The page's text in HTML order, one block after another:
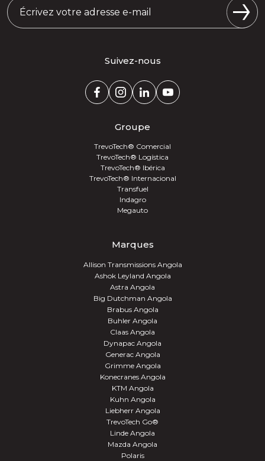
Suivez-nous
Groupe
TrevoTech® Comercial
TrevoTech® Logística
TrevoTech® Ibérica
TrevoTech® Internacional
Transfuel
Indagro
Megauto
Marques
Allison Transmissions Angola
Ashok Leyland Angola
Astra Angola
Big Dutchman Angola
Brabus Angola
Buhler Angola
Claas Angola
Dynapac Angola
Generac Angola
Grimme Angola
Konecranes Angola
KTM Angola
Kuhn Angola
Liebherr Angola
TrevoTech Go®
Linde Angola
Mazda Angola
Polaris